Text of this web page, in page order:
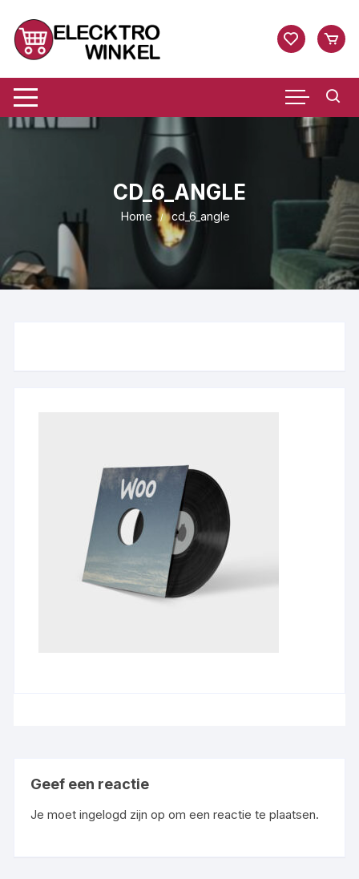
naar
inhoud
CD_6_ANGLE
Home cd_6_angle
Geef een reactie
Je moetingelogd zijn op om een reactie te plaatsen.